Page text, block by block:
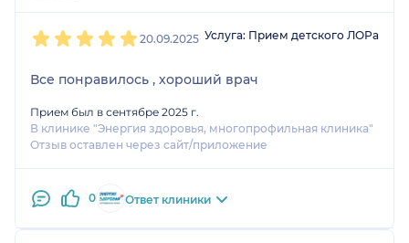
20.09.2025 Услуга: Прием детского ЛОРа
Все понравилось , хороший врач
Прием был в сентябре 2025 г.
В клинике "Энергия здоровья, многопрофильная клиника"
Отзыв оставлен через сайт/приложение
0 Ответ клиники